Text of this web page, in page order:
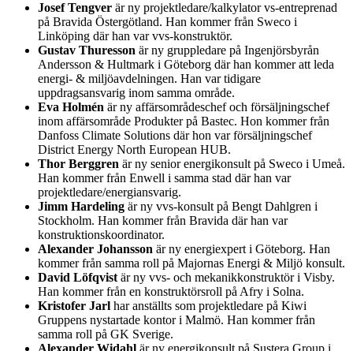
Josef Tengver är ny projektledare/kalkylator vs-entreprenad
på Bravida Östergötland. Han kommer från Sweco i
Linköping där han var vvs-konstruktör.
Gustav Thuresson är ny gruppledare på Ingenjörsbyrån
Andersson & Hultmark i Göteborg där han kommer att leda
energi- & miljöavdelningen. Han var tidigare
uppdragsansvarig inom samma område.
Eva Holmén är ny affärsområdeschef och försäljningschef
inom affärsområde Produkter på Bastec. Hon kommer från
Danfoss Climate Solutions där hon var försäljningschef
District Energy North European HUB.
Thor Berggren är ny senior energikonsult på Sweco i Umeå.
Han kommer från Enwell i samma stad där han var
projektledare/energiansvarig.
Jimm Hardeling är ny vvs-konsult på Bengt Dahlgren i
Stockholm. Han kommer från Bravida där han var
konstruktionskoordinator.
Alexander Johansson är ny energiexpert i Göteborg. Han
kommer från samma roll på Majornas Energi & Miljö konsult.
David Löfqvist är ny vvs- och mekanikkonstruktör i Visby.
Han kommer från en konstruktörsroll på Afry i Solna.
Kristofer Jarl har anställts som projektledare på Kiwi
Gruppens nystartade kontor i Malmö. Han kommer från
samma roll på GK Sverige.
Alexander Widahl är ny energikonsult på Sustera Group i